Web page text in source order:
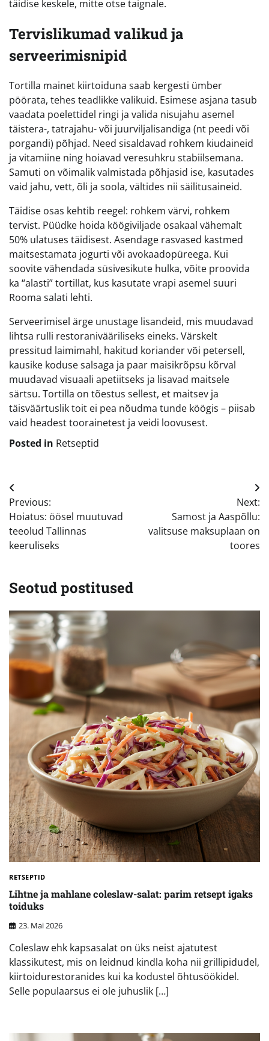
täidise keskele, mitte otse taignale.
Tervislikumad valikud ja
serveerimisnipid
Tortilla mainet kiirtoiduna saab kergesti ümber
pöörata, tehes teadlikke valikuid. Esimese asjana tasub
vaadata poelettidel ringi ja valida nisujahu asemel
täistera-, tatrajahu- või juurviljalisandiga (nt peedi või
porgandi) põhjad. Need sisaldavad rohkem kiudaineid
ja vitamiine ning hoiavad veresuhkru stabiilsemana.
Samuti on võimalik valmistada põhjasid ise, kasutades
vaid jahu, vett, õli ja soola, vältides nii säilitusaineid.
Täidise osas kehtib reegel: rohkem värvi, rohkem
tervist. Püüdke hoida köögiviljade osakaal vähemalt
50% ulatuses täidisest. Asendage rasvased kastmed
maitsestamata jogurti või avokaadopüreega. Kui
soovite vähendada süsivesikute hulka, võite proovida
ka “alasti” tortillat, kus kasutate vrapi asemel suuri
Rooma salati lehti.
Serveerimisel ärge unustage lisandeid, mis muudavad
lihtsa rulli restoranivääriliseks eineks. Värskelt
pressitud laimimahl, hakitud koriander või petersell,
kausike koduse salsaga ja paar maisikrõpsu kõrval
muudavad visuaali apetiitseks ja lisavad maitsele
särtsu. Tortilla on tõestus sellest, et maitsev ja
täisväärtuslik toit ei pea nõudma tunde köögis – piisab
vaid headest toorainetest ja veidi loovusest.
Posted in Retseptid
Navigeerimine
Previous:
Hoiatus: öösel muutuvad
teeolud Tallinnas
keeruliseks
Next:
Samost ja Aaspõllu:
valitsuse maksuplaan on
toores
Seotud postitused
RETSEPTID
Lihtne ja mahlane coleslaw-salat: parim retsept igaks
toiduks
23. Mai 2026
Coleslaw ehk kapsasalat on üks neist ajatutest
klassikutest, mis on leidnud kindla koha nii grillipidudel,
kiirtoidurestoranides kui ka kodustel õhtusöökidel.
Selle populaarsus ei ole juhuslik […]